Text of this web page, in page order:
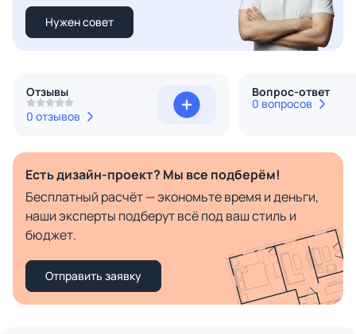
Нужен совет
Отзывы
0 отзывов
Вопрос-ответ
0 вопросов
Есть дизайн-проект? Мы все подберём!
Бесплатный расчёт — экономьте время и деньги,
наши эксперты подберут всё под ваш стиль и
бюджет.
Отправить заявку